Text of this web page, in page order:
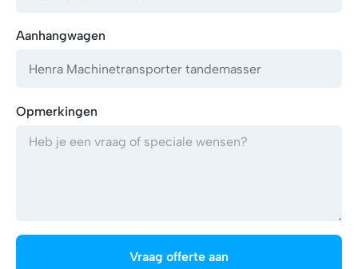
Aanhangwagen
Opmerkingen